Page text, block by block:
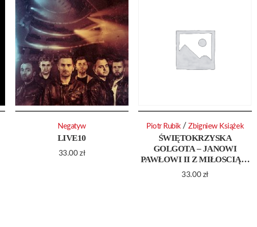
LIVE10
33.00zł
Negatyw
ŚWIĘTOKRZYSKA
GOLGOTA – JANOWI
PAWŁOWI II Z MIŁOSCIĄ…
33.00 zł
Piotr Rubik /Zbigniew Książek